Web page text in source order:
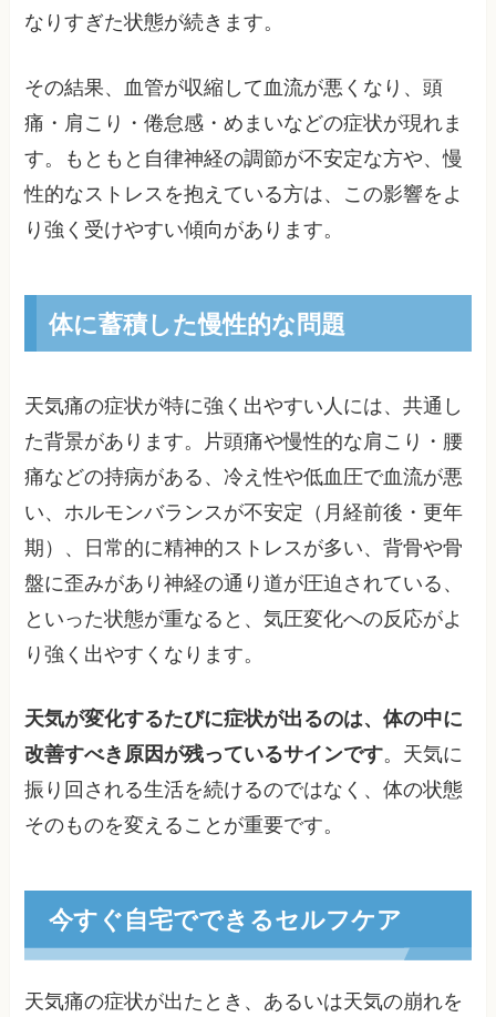
なりすぎた状態が続きます。
その結果、血管が収縮して血流が悪くなり、頭
痛・肩こり・倦怠感・めまいなどの症状が現れま
す。もともと自律神経の調節が不安定な方や、慢
性的なストレスを抱えている方は、この影響をよ
り強く受けやすい傾向があります。
体に蓄積した慢性的な問題
天気痛の症状が特に強く出やすい人には、共通し
た背景があります。片頭痛や慢性的な肩こり・腰
痛などの持病がある、冷え性や低血圧で血流が悪
い、ホルモンバランスが不安定（月経前後・更年
期）、日常的に精神的ストレスが多い、背骨や骨
盤に歪みがあり神経の通り道が圧迫されている、
といった状態が重なると、気圧変化への反応がよ
り強く出やすくなります。
天気が変化するたびに症状が出るのは、体の中に
改善すべき原因が残っているサインです。天気に
振り回される生活を続けるのではなく、体の状態
そのものを変えることが重要です。
今すぐ自宅でできるセルフケア
天気痛の症状が出たとき、あるいは天気の崩れを